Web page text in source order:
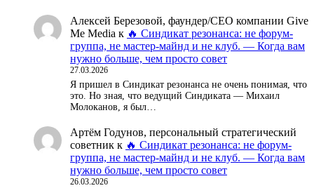
Алексей Березовой, фаундер/СЕО компании Give
Me Media к 🔥 Синдикат резонанса: не форум-
группа, не мастер-майнд и не клуб. — Когда вам
нужно больше, чем просто совет
27.03.2026
Я пришел в Синдикат резонанса не очень понимая, что
это. Но зная, что ведущий Синдиката — Михаил
Молоканов, я был…
Артём Годунов, персональный стратегический
советник к 🔥 Синдикат резонанса: не форум-
группа, не мастер-майнд и не клуб. — Когда вам
нужно больше, чем просто совет
26.03.2026